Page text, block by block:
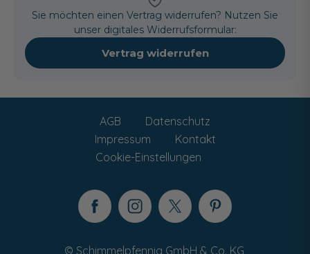
Sie möchten einen Vertrag widerrufen? Nutzen Sie
unser digitales Widerrufsformular:
Vertrag widerrufen
AGB
Datenschutz
Impressum
Kontakt
Cookie-Einstellungen
© Schimmelpfennig GmbH & Co. KG,